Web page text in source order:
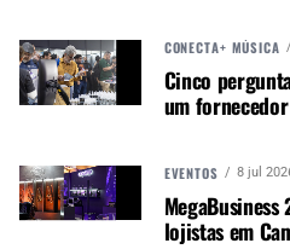
Modelos com qualidade
reais
7 amplificadores, 7 caixas
Alimentado por 3 pilhas
alimentação opcional de 9
Saídas principais estéreo e
CONECTA+ MÚSICA
Cinco
um
EVENTOS 8 jul
lojistas em